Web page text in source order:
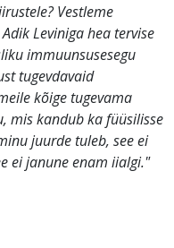
Vestleme
Leviniga hea tervise
immuunsusesegu
tugevdavaid
kõige tugevama
mis kandub ka füüsilisse
juurde tuleb, see ei
ei janune enam iialgi."